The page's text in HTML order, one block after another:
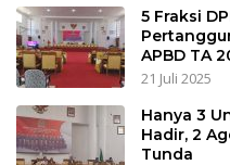
5 Fraksi
APBD TA
21 Juli 2025
Hanya 3
Hadir, 2
Tunda